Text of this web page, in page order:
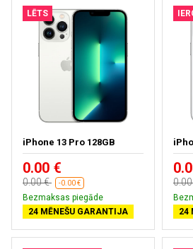
LĒTS
iPhone 13 Pro 128GB
0.00 €
0.00 € -0.00 €
Bezmaksas piegāde
24 MĒNEŠU GARANTIJA
24